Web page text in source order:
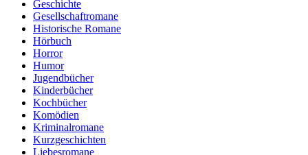
Geschichte
Gesellschaftromane
Historische Romane
Hörbuch
Horror
Humor
Jugendbücher
Kinderbücher
Kochbücher
Komödien
Kriminalromane
Kurzgeschichten
Liebesromane